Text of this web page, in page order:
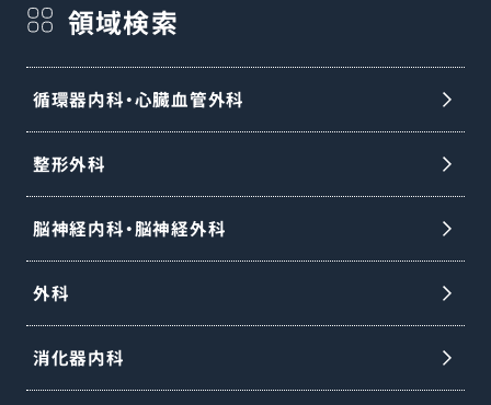
領域検索
循環器内科・心臓血管外科
整形外科
脳神経内科・脳神経外科
外科
消化器内科